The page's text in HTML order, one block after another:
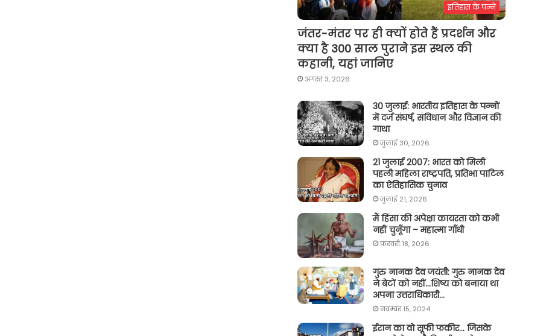
इतिहास के पन्ने
जंतर-मंतर पर ही क्यों होते हैं प्रदर्शन और
क्या है 300 साल पुराने इस स्थल की
कहानी, यहां जानिए
अगस्त 3, 2026
30 जुलाई: भारतीय इतिहास के पन्नों
में दर्ज संघर्ष, संविधान और विज्ञान की
गाथा
जुलाई 30, 2026
21 जुलाई 2007: भारत को मिली
पहली महिला राष्ट्रपति, प्रतिभा पाटिल
का ऐतिहासिक चुनाव
जुलाई 21, 2026
मैं हिंसा की अपेक्षा कायरता को कभी
नहीं चुनूँगा – महात्मा गाँधी
फ़रवरी 18, 2026
गुरु नानक देव जयंती: गुरु नानक देव
ने बेटों को नहीं…शिष्य को बनाया था
अपना उत्तराधिकारी…
नवम्बर 15, 2024
ईरान का वो सूफी फकीर… जिसके